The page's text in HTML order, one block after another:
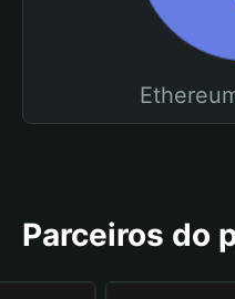
Parceiros do